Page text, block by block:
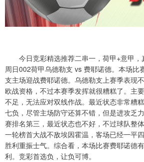
今日竞彩精选推荐二串一，荷甲+意甲，
周日002荷甲乌德勒支 vs 费耶诺德。本场比
支主场迎战费耶诺德。乌德勒支上赛季表现
欧战资格，不过本赛季发挥就很糟糕了。主
不足，无法应对双线作战。最近状态非常糟
七负，尽管主场防守还算不错，但是进攻乏
赛排名第三，最近状态也不好，不过球队整
一轮榜首大战不敌埃因霍温，客场已经一平
胜利重振士气。综合看，本场比赛费耶诺德
利。竞彩首选负，让负可博。